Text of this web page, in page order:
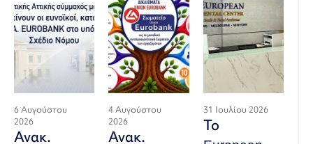
6 Αυγούστου
2026
Ανακ.
4 Αυγούστου
2026
Ανακ.
31 Ιουλίου 2026
Το